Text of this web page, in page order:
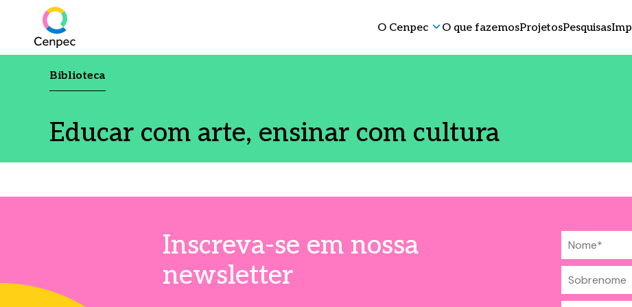
O Cenpec O que fazemosProjetosPesquisas
Biblioteca
Educar com arte, ensinar com cultura
Inscreva-se em nossa
newsletter